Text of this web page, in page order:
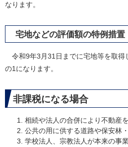
なります。
宅地などの評価額の特例措置
令和9年3月31日までに宅地等を取得
の1になります。
非課税になる場合
相続や法人の合併により不動産
公共の用に供する道路や保安林
学校法人、宗教法人が本来の事